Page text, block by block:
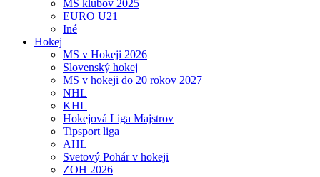
MS klubov 2025
EURO U21
Iné
Hokej
MS v Hokeji 2026
Slovenský hokej
MS v hokeji do 20 rokov 2027
NHL
KHL
Hokejová Liga Majstrov
Tipsport liga
AHL
Svetový Pohár v hokeji
ZOH 2026